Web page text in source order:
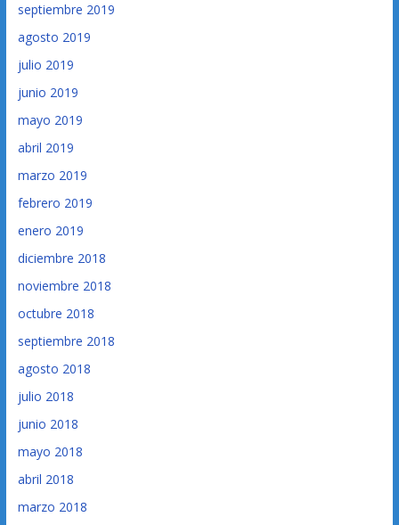
septiembre 2019
agosto 2019
julio 2019
junio 2019
mayo 2019
abril 2019
marzo 2019
febrero 2019
enero 2019
diciembre 2018
noviembre 2018
octubre 2018
septiembre 2018
agosto 2018
julio 2018
junio 2018
mayo 2018
abril 2018
marzo 2018